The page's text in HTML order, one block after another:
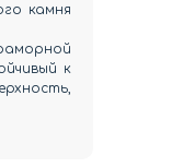
камня
к